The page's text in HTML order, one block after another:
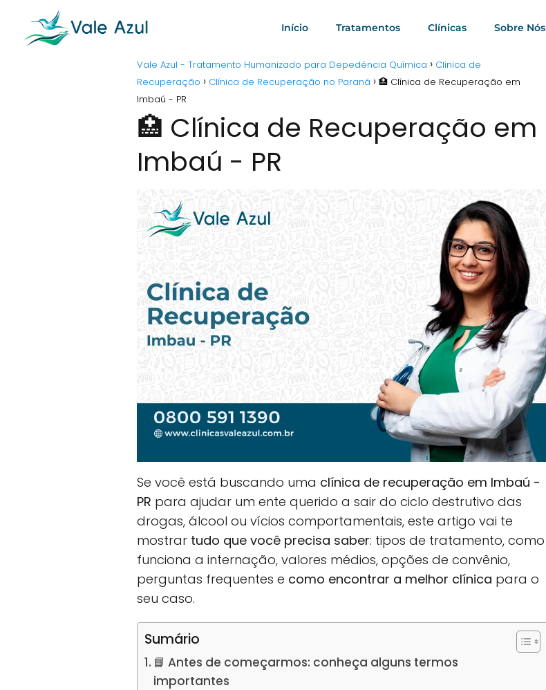
Início Tratamentos Clínicas Sobre Nós
Vale Azul - Tratamento Humanizado para Depedência Química
Clinica de
Recuperação
Clínica de Recuperação no Paraná
🏥 Clínica de Recuperação em
Imbaú - PR
🏥 Clínica de Recuperação em
Imbaú - PR
Se você está buscando uma clínica de recuperação em Imbaú -
PR para ajudar um ente querido a sair do ciclo destrutivo das
drogas, álcool ou vícios comportamentais, este artigo vai te
mostrar tudo que você precisa saber: tipos de tratamento, como
funciona a internação, valores médios, opções de convênio,
perguntas frequentes e como encontrar a melhor clínica para o
seu caso.
Sumário
📘 Antes de começarmos: conheça alguns termos
importantes